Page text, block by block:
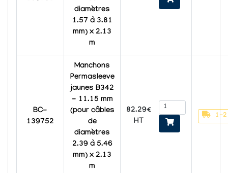
diamètres
1.57 à 3.81
mm) x 2.13
m
BC-
139752
Manchons
Permasleeve
jaunes B342
- 11.15 mm
(pour câbles
de
diamètres
2.39 à 5.46
mm) x 2.13
m
82.29€
HT
1-